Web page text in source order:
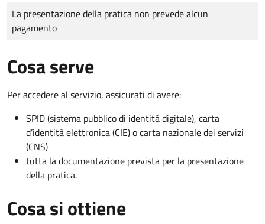
Tipo di pagamento
Importo
La presentazione della pratica non prevede alcun
pagamento
Cosa serve
Per accedere al servizio, assicurati di avere:
SPID (sistema pubblico di identità digitale), carta
d’identità elettronica (CIE) o carta nazionale dei servizi
(CNS)
tutta la documentazione prevista per la presentazione
della pratica.
Cosa si ottiene